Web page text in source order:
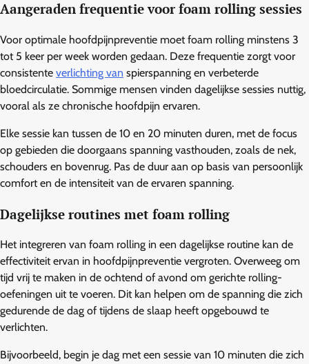
Aangeraden frequentie voor foam rolling sessies
Voor optimale hoofdpijnpreventie moet foam rolling minstens 3
tot 5 keer per week worden gedaan. Deze frequentie zorgt voor
consistente verlichting van spierspanning en verbeterde
bloedcirculatie. Sommige mensen vinden dagelijkse sessies nuttig,
vooral als ze chronische hoofdpijn ervaren.
Elke sessie kan tussen de 10 en 20 minuten duren, met de focus
op gebieden die doorgaans spanning vasthouden, zoals de nek,
schouders en bovenrug. Pas de duur aan op basis van persoonlijk
comfort en de intensiteit van de ervaren spanning.
Dagelijkse routines met foam rolling
Het integreren van foam rolling in een dagelijkse routine kan de
effectiviteit ervan in hoofdpijnpreventie vergroten. Overweeg om
tijd vrij te maken in de ochtend of avond om gerichte rolling-
oefeningen uit te voeren. Dit kan helpen om de spanning die zich
gedurende de dag of tijdens de slaap heeft opgebouwd te
verlichten.
Bijvoorbeeld, begin je dag met een sessie van 10 minuten die zich